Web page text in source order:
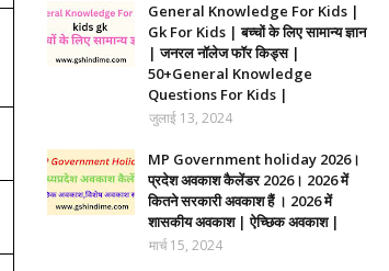
General Knowledge For Kids |
Gk For Kids | बच्चों के लिए सामान्य ज्ञान
| जनरल नॉलेज फॉर किड्स |
50+General Knowledge
Questions For Kids |
जुलाई 13, 2024
MP Government holiday 2026।
प्रदेश अवकाश कैलेंडर 2026। 2026 में
कितने सरकारी अवकाश हैं । 2026 में
शासकीय अवकाश | ऐच्छिक अवकाश |
मार्च 15, 2024